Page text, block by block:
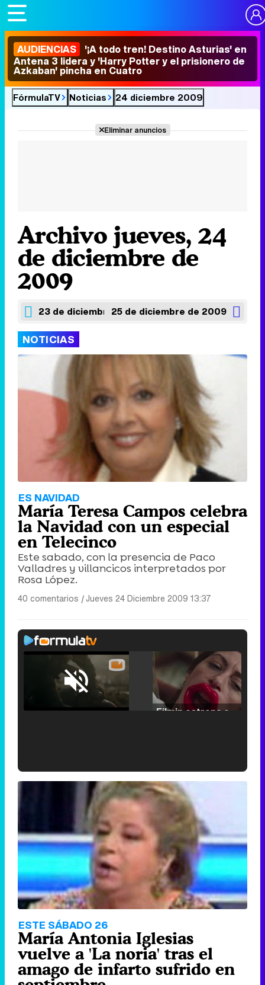
AUDIENCIAS '¡A todo tren! Destino Asturias' en
Antena 3 lidera y 'Harry Potter y el prisionero de
Azkaban' pincha en Cuatro
FórmulaTV Noticias 24 diciembre 2009
Eliminar anuncios
Archivo jueves, 24
de diciembre de
2009
23 de diciembre de 200925 de diciembre de 2009
NOTICIAS
ES NAVIDAD
María Teresa Campos celebra
la Navidad con un especial
en Telecinco
Este sabado, con la presencia de Paco
Valladres y villancicos interpretados por
Rosa López.
40 comentarios |Jueves 24 Diciembre 2009 13:37
Unmute /
Loaded:
25.30%
'120 Minutos' celebra sus 2.000 programas en Telemadrid con un vídeo del día a día en la redacción
Tráiler de '33 días', la nueva serie de Atresplayer con Julián Villagrán y José Manuel Poga
ESTE SÁBADO 26
María Antonia Iglesias
vuelve a 'La noria' tras el
amago de infarto sufrido en